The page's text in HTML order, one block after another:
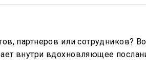
партнеров или сотрудников?
внутри вдохновляющее